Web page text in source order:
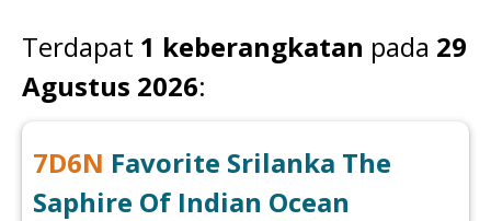
Terdapat 1 keberangkatan pada 29
Agustus 2026:
7D6N Favorite Srilanka The
Saphire Of Indian Ocean